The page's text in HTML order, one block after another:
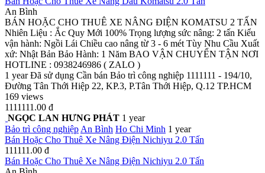
An Bình
BÁN HOẶC CHO THUÊ XE NÂNG ĐIỆN KOMATSU 2 TẤN
Nhiên Liệu : Ắc Quy Mới 100% Trọng lượng sức nâng: 2 tấn Kiểu
vận hành: Ngồi Lái Chiều cao nâng từ 3 - 6 mét Tùy Nhu Cầu Xuất
xứ: Nhật Bản Bảo Hành: 1 Năm BAO VẬN CHUYỂN TẬN NƠI
HOTLINE : 0938246986 ( ZALO )
1 year Đã sử dụng Cần bán Bảo trì công nghiệp 1111111 - 194/10,
Đường Tân Thới Hiệp 22, KP.3, P.Tân Thới Hiệp, Q.12 TP.HCM
169 views
1111111.00 đ
NGỌC LAN HƯNG PHÁT 1 year
Bảo trì công nghiệp An Bình Ho Chi Minh 1 year
Bán Hoặc Cho Thuê Xe Nâng Điện Nichiyu 2.0 Tấn
111111.00 đ
Bán Hoặc Cho Thuê Xe Nâng Điện Nichiyu 2.0 Tấn